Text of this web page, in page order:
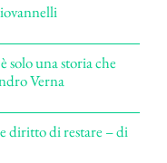
una storia che
Verna
diritto di restare – di